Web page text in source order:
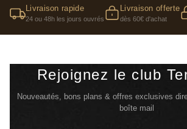
Livraison rapide
24 ou 48h les jours ouvrés
Livraison offerte
dès 60€ d'achat
Rejoignez le club
Nouveautés, bons plans & offres exclusives
boîte mail